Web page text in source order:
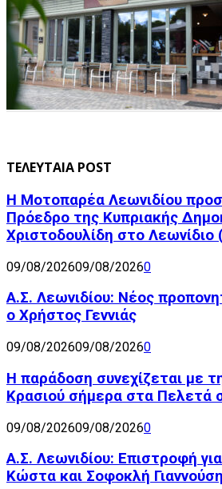
ΤΕΛΕΥΤΑΙΑ POST
Η Μοτοπαρέα Λεωνιδίου
Πρόεδρο της Κυπριακής
Χριστοδουλίδη στο Λεωνίδιο
09/08/202609/08/20260
Α.Σ. Λεωνιδίου: Νέος
ο Χρήστος Γεννιάς
09/08/202609/08/20260
Η παράδοση συνεχίζεται με
Κρασιού σήμερα στα Πελετά
09/08/202609/08/20260
Α.Σ. Λεωνιδίου: Επιστροφή
Κώστα και Σοφοκλή Γιαννούση